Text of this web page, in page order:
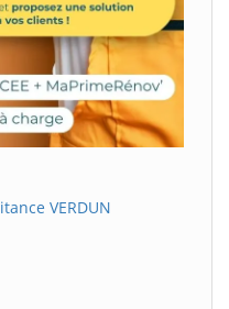
VERDUN